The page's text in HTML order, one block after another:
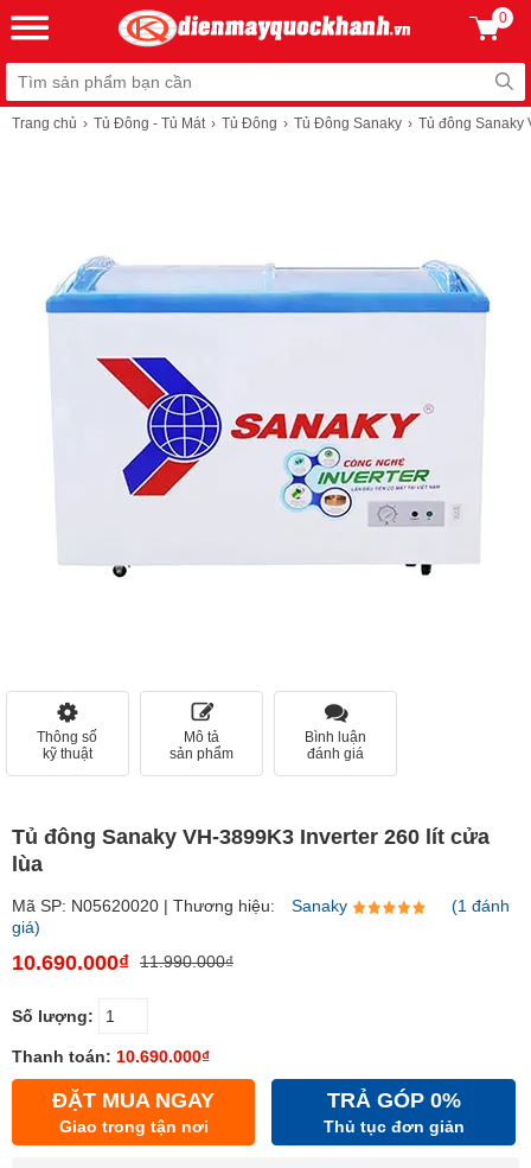
0
Trang chủ Tủ Đông - Tủ Mát Tủ Đông Tủ Đông Sanaky Tủ đông Sanaky
Thông số
kỹ thuật
Mô tả
sản phẩm
Bình luận
đánh giá
Tủ đông Sanaky VH-3899K3 Inverter 260 lít cửa
lùa
Mã SP: N05620020 | Thương hiệu: Sanaky
(1 đánh
giá)
10.690.000₫ 11.990.000₫
Số lượng:
Thanh toán: 10.690.000₫
ĐẶT MUA NGAY
Giao trong tận nơi
TRẢ GÓP 0%
Thủ tục đơn giản